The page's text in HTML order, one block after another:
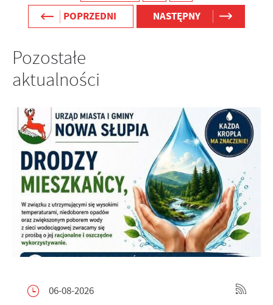
POPRZEDNI
NASTĘPNY
Pozostałe
aktualności
06-08-2026